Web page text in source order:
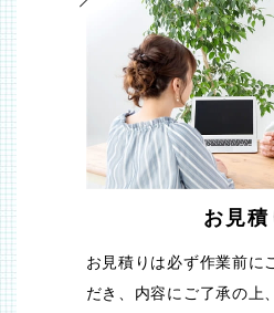
お見積
お見積りは必ず作業前に
だき、内容にご了承の上